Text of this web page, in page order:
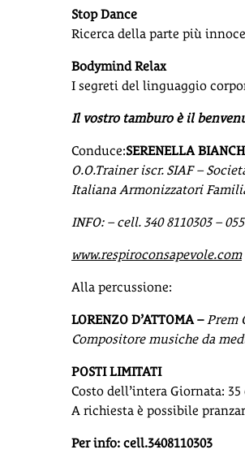
Stop Dance
Ricerca della parte più
Bodymind Relax
I segreti del linguaggio
Il vostro tamburo è il
Conduce:SERENELLA
O.O.Trainer iscr. SIAF –
Italiana Armonizzatori
INFO: – cell. 340 8110303 –
www.respiroconsapevole.com
Alla percussione:
LORENZO D’ATTOMA –Prem
Compositore musiche da
POSTI LIMITATI
Costo dell’intera Giornata:
A richiesta è possibile
Per info: cell.3408110303